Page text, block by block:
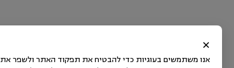
×
אנו משתמשים בעוגיות כדי להבטיח את תפקוד האתר ולשפר את